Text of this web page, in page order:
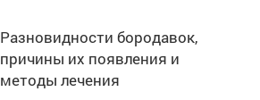
Разновидности бородавок,
причины их появления и
методы лечения